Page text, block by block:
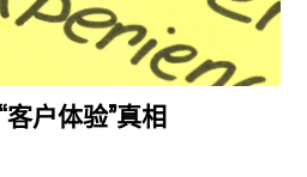
户体验”真相